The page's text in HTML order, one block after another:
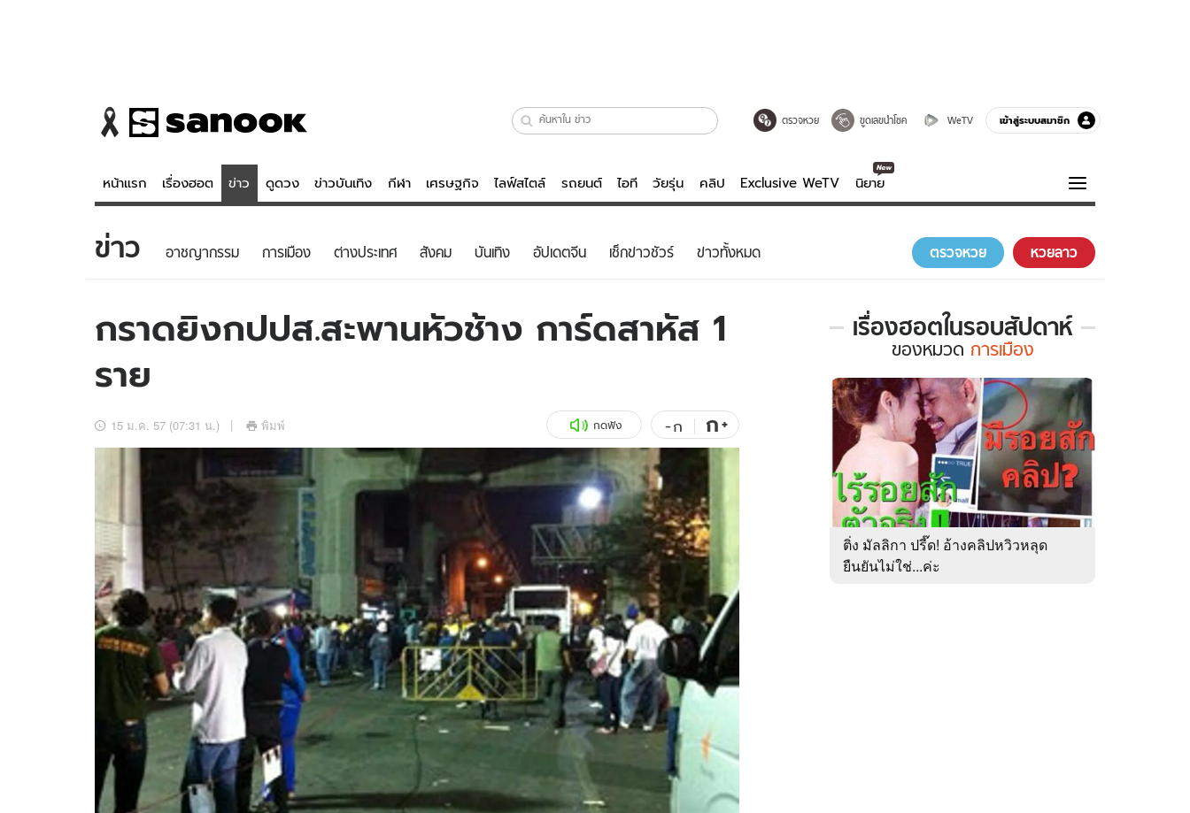
ตรวจหวย ขูดเลขนำโชค WeTV เข้าสู่ระบบสมาชิก
หน้าแรก เรื่องฮอต ข่าว ดูดวง ข่าวบันเทิง กีฬา เศรษฐกิจ ไลฟ์สไตล์ รถยนต์ ไอที วัยรุ่น คลิป Exclusive WeTV นิยาย
ข่าว
ข่าวบันเทิง
ข่าวกีฬา
ข่าวเศรษฐกิจ
อัปเดตจีน
เช็กข่าวชัวร์
ดูดวง - ตรวจหวย
สถิติหวยไทย
ไลฟ์สไตล์
วัยรุ่น
สุขภาพ
เที่ยว-กิน
Tasteful Thailand
Sanook Choice
บันเทิงครบรส
ดูทีวี
WeTV
ความรู้รอบตัว
ฮาวทู
ดาวน์โหลดสนุกแอปฟรี ติดตามสนุกโซเชียลได้ที่
สงวนลิขสิทธิ์ © 2569บริษัท อิมเมจ ฟิวเจอร์ (ประเทศไทย) จำกัด
ข่าว อาชญากรรม การเมือง ต่างประเทศ สังคม บันเทิง อัปเดตจีน เช็กข่าวชัวร์ ข่าวทั้งหมด ตรวจหวย หวยลาว
กราดยิงกปปส.สะพานหัวช้าง การ์ดสาหัส 1
ราย
15 ม.ค. 57 (07:31 น.) พิมพ์ กดฟัง -ก ก+
เรื่องฮอตในรอบสัปดาห์
เรื่อง
ใน
รอบ
สัปดาห์
ของ
หมวด
การเมือง
ของหมวด การเมือง
ติ่ง มัลลิกา ปรี๊ด! อ้างคลิปหวิวหลุด
ยืนยันไม่ใช่...ค่ะ